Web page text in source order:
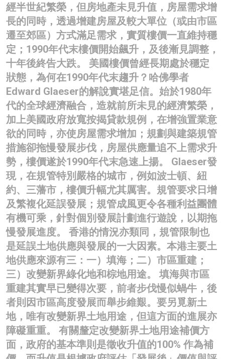
經半世紀繁榮，但房地產未見升值，房屋需求增
長的同時，透過增建房屋及較大單位（或由市區
遷至郊區）方式滿足需求，實質樓價一直維持穩
定；1990年代末樓價開始飆升，及後漸見調整，
十年後終告大跌。 美國樓價曾經長期處於穩定
狀態，為何在1990年代末趨升？哈佛學者
Edward Glaeser的解說實堪足信。始於1980年
代的全球經濟融合，造就前所未見的經濟繁榮，
加上美國政府放寬按揭貸款規例，在增強置業意
欲的同時，亦使房屋需求增加；規劃與建築規管
措施卻拖慢發展步伐，房屋供應量追不上需求升
勢，樓價遂於1990年代末急速上揚。 Glaeser發
現，在規管特別嚴格的城市，例如波士頓、紐
約、三藩市，樓價升幅尤其厲害。規管要求日增
及繁複化延誤發展；規管成風更令各種利益團體
有機可乘，針對個別發展計劃進行遊說，以期拖
慢發展進度。 香港的情況亦類同，規管限制也
是延誤土地供應與發展的一大因素。本港主要土
地供應來源有三：一）填海；二）市區重建；
三）改變新界綠化地和棕地用途。 填海與市區
重建其實早已變得次要，前者步伐慢似蝸牛，後
者則因市區高度發展而舉步維艱。要另覓新土
地，唯有改變新界土地用途，但這方面的進展亦
障礙重重。 有關釐定改變新界土地用途補價方
面，政府的基本準則是徵收升值的100% 作為補